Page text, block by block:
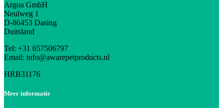
Argoa GmbH
Neulweg 1
D-86453 Dasing
Duitsland
Tel: +31 657506797
Email: info@awarepetproducts.nl
HRB31176
Meer informatie